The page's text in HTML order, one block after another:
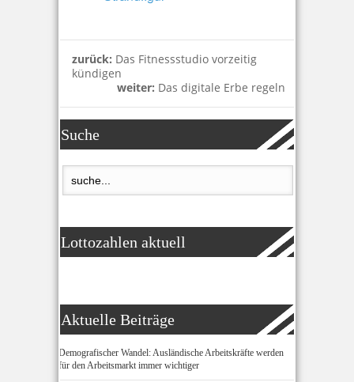
zurück: Das Fitnessstudio vorzeitig
kündigen
weiter: Das digitale Erbe regeln
Suche
Lottozahlen aktuell
Aktuelle Beiträge
Demografischer Wandel: Ausländische Arbeitskräfte werden
für den Arbeitsmarkt immer wichtiger